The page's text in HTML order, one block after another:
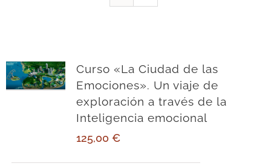
Curso «La Ciudad de las
Emociones». Un viaje de
exploración a través de la
Inteligencia emocional
125,00 €